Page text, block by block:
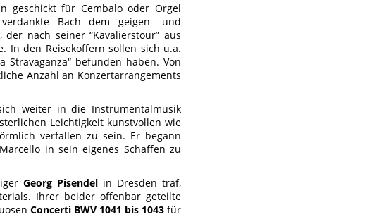
geschickt für Cembalo oder Orgel
Bach dem geigen- und
, der nach seiner “Kavalierstour” aus
In den Reisekoffern sollen sich u.a.
Stravaganza“ befunden haben. Von
Anzahl an Konzertarrangements
weiter in die Instrumentalmusik
Leichtigkeit kunstvollen wie
verfallen zu sein. Er begann
in sein eigenes Schaffen zu
Georg Pisendelin Dresden traf,
Ihrer beider offenbar geteilte
Concerti BWV 1041 bis 1043für